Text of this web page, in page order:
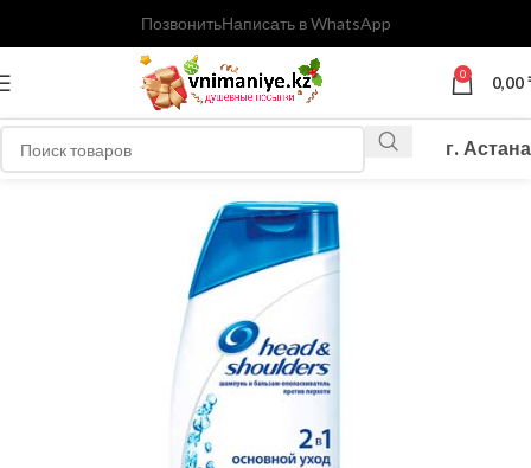
ПозвонитьНаписать в WhatsApp
0 0,00
г. Астана